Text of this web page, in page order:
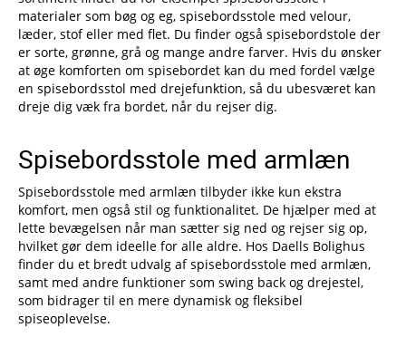
materialer som bøg og eg, spisebordsstole med velour,
læder, stof eller med flet. Du finder også spisebordstole der
er sorte, grønne, grå og mange andre farver. Hvis du ønsker
at øge komforten om spisebordet kan du med fordel vælge
en spisebordsstol med drejefunktion, så du ubesværet kan
dreje dig væk fra bordet, når du rejser dig.
Spisebordsstole med armlæn
Spisebordsstole med armlæn tilbyder ikke kun ekstra
komfort, men også stil og funktionalitet. De hjælper med at
lette bevægelsen når man sætter sig ned og rejser sig op,
hvilket gør dem ideelle for alle aldre. Hos Daells Bolighus
finder du et bredt udvalg af spisebordsstole med armlæn,
samt med andre funktioner som swing back og drejestel,
som bidrager til en mere dynamisk og fleksibel
spiseoplevelse.